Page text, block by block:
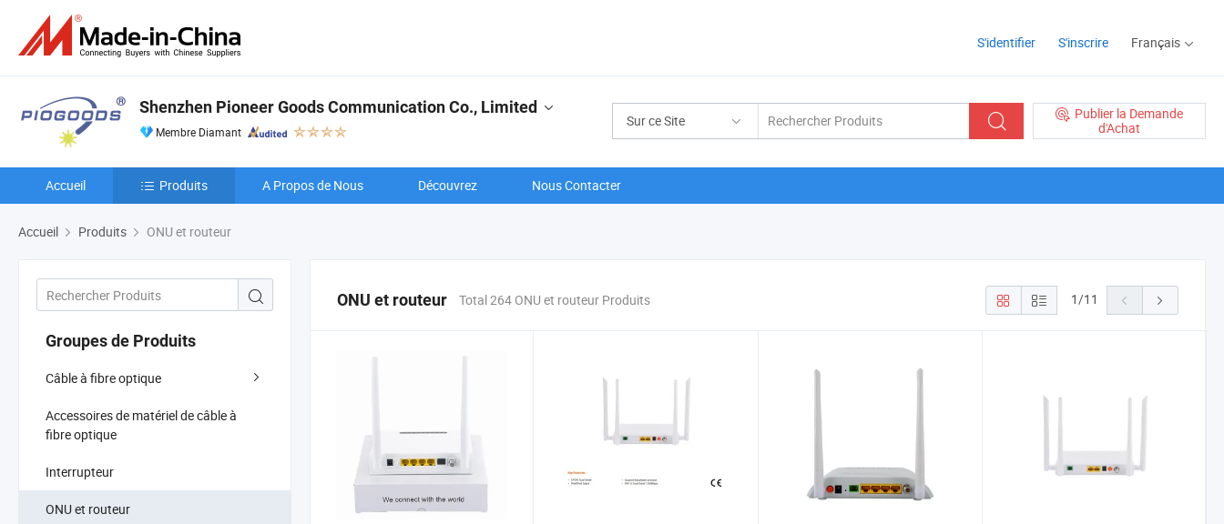
S'identifier S'inscrire Français
Sur ce Site
Publier la Demande
d'Achat
Shenzhen Pioneer Goods Communication Co., Limited
Membre Diamant
Accueil Produits A Propos de Nous Découvrez Nous Contacter
Accueil Produits ONU et routeur
Groupes de Produits
Câble à fibre optique
Accessoires de matériel de câble à
fibre optique
Interrupteur
ONU et routeur
ONU et routeur Total 264 ONU et routeur Produits 1/11